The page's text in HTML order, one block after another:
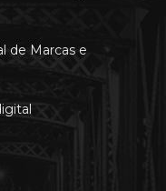
de Marcas e